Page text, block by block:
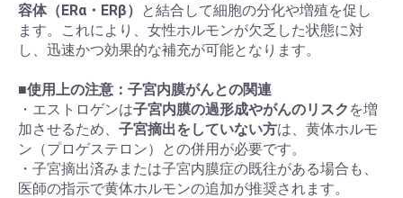
容体（ERα・ERβ） と結合して細胞の分化や増殖を促し
ます。これにより、女性ホルモンが欠乏した状態に対
し、迅速かつ効果的な補充が可能となります。
■使用上の注意：子宮内膜がんとの関連
・エストロゲンは子宮内膜の過形成やがんのリスク を増
加させるため、 子宮摘出をしていない方は、黄体ホルモ
ン（プロゲステロン）との併用が必要です。
・子宮摘出済みまたは子宮内膜症の既往がある場合も、
医師の指示で黄体ホルモンの追加が推奨されます。